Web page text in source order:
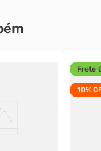
Frete
10%